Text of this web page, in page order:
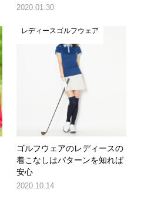
2020.01.30
レディースゴルフウェア
ゴルフウェアのレディースの
着こなしはパターンを知れば
安心
2020.10.14